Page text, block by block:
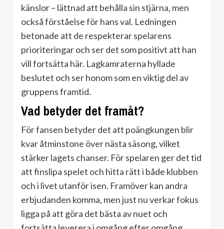
känslor – lättnad att behålla sin stjärna, men
också förståelse för hans val. Ledningen
betonade att de respekterar spelarens
prioriteringar och ser det som positivt att han
vill fortsätta här. Lagkamraterna hyllade
beslutet och ser honom som en viktig del av
gruppens framtid.
Vad betyder det framåt?
För fansen betyder det att poängkungen blir
kvar åtminstone över nästa säsong, vilket
stärker lagets chanser. För spelaren ger det tid
att finslipa spelet och hitta rätt i både klubben
och i livet utanför isen. Framöver kan andra
erbjudanden komma, men just nu verkar fokus
ligga på att göra det bästa av nuet och